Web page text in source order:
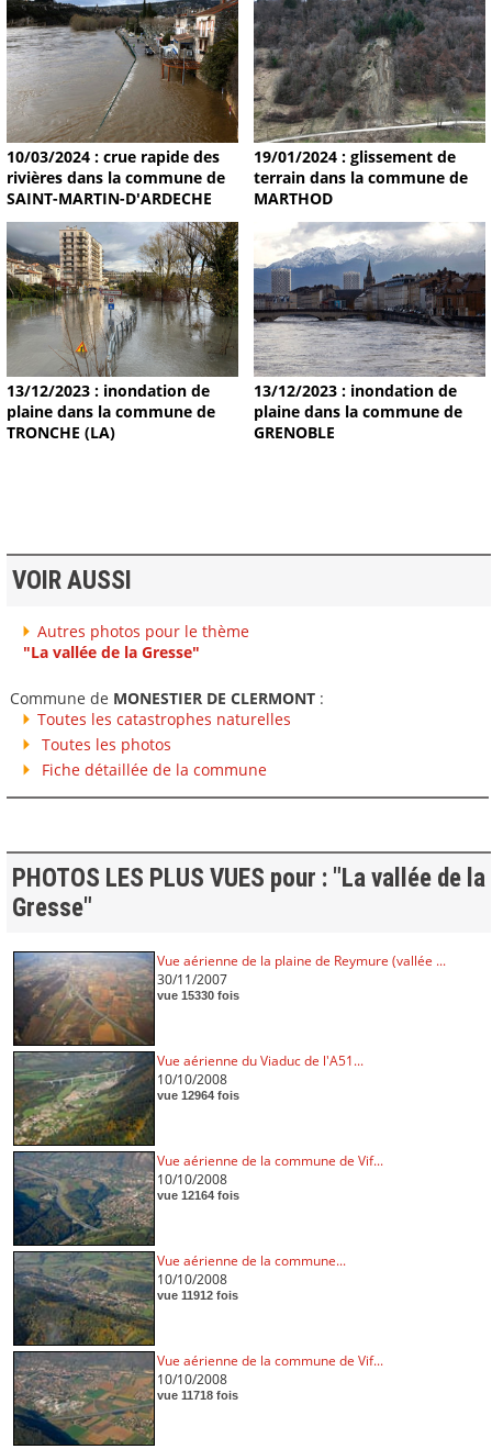
10/03/2024 : crue rapide des
rivières dans la commune de
SAINT-MARTIN-D'ARDECHE
19/01/2024 : glissement de
terrain dans la commune de
MARTHOD
13/12/2023 : inondation de
plaine dans la commune de
TRONCHE (LA)
13/12/2023 : inondation de
plaine dans la commune de
GRENOBLE
VOIR AUSSI
Autres photos pour le thème
"La vallée de la Gresse"
Commune de MONESTIER DE CLERMONT:
Toutes les catastrophes naturelles
Toutes les photos
Fiche détaillée de la commune
PHOTOS LES PLUS VUES pour : "La vallée de la
Gresse"
Vue aérienne de la plaine de Reymure (vallée ...
30/11/2007
vue 15330 fois
Vue aérienne du Viaduc de l'A51...
10/10/2008
vue 12964 fois
Vue aérienne de la commune de Vif...
10/10/2008
vue 12164 fois
Vue aérienne de la commune...
10/10/2008
vue 11912 fois
Vue aérienne de la commune de Vif...
10/10/2008
vue 11718 fois